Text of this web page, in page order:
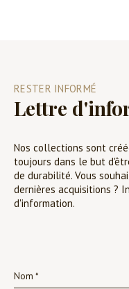
RESTER INFORMÉ
Lettre
Nos collections sont
toujours dans le but
de durabilité. Vous
dernières acquisitions ?
d'information.